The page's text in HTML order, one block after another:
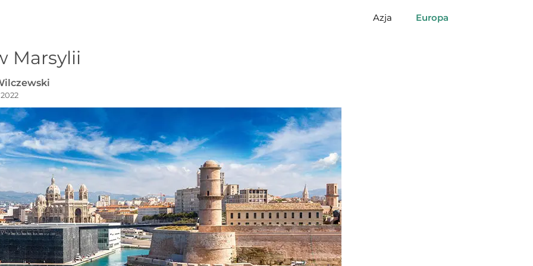
Azja Europa
Marsylii